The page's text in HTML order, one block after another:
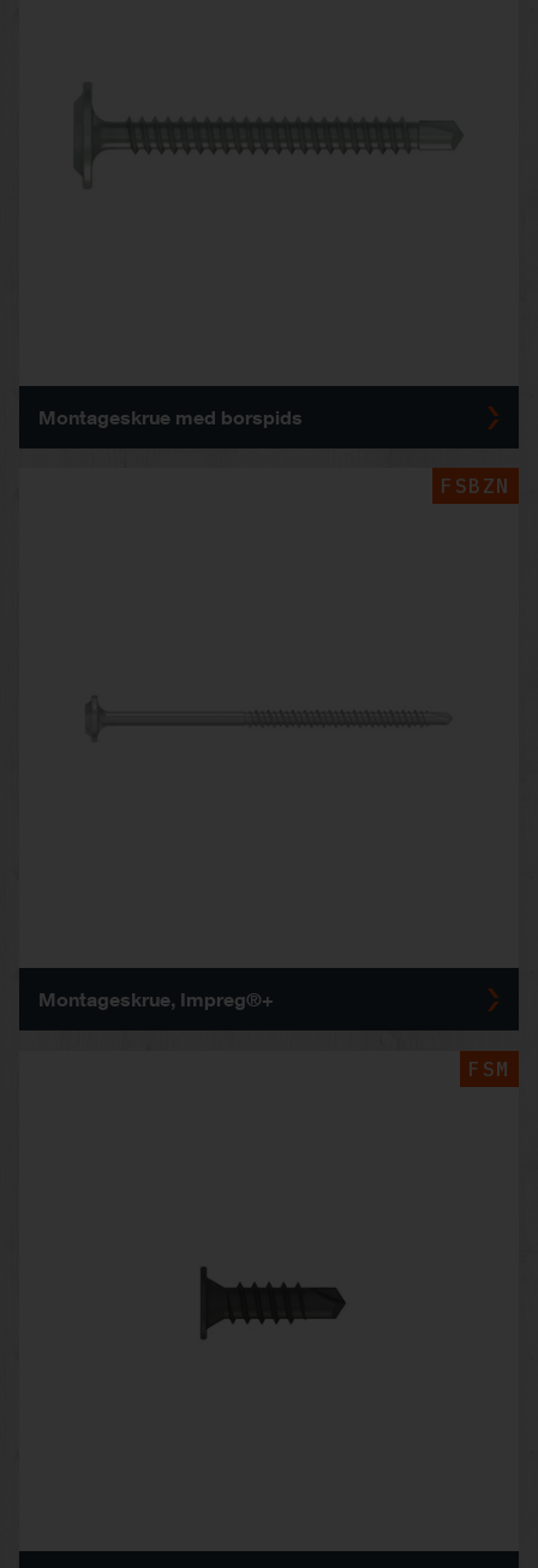
Montageskrue med borspids
FSBZN
Montageskrue, Impreg®+
FSM